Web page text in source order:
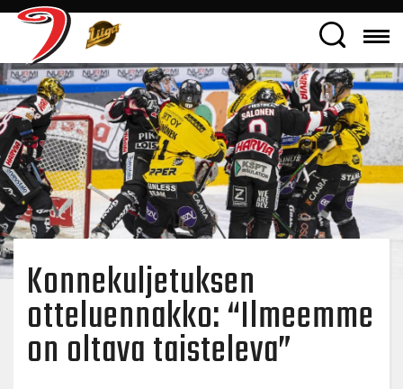
Konnekuljetuksen
otteluennakko: “Ilmeemme
on oltava taisteleva”